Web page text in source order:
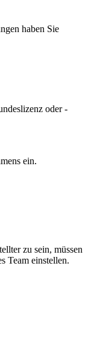
haben Sie
oder -
ein.
zu sein, müssen
Team einstellen.